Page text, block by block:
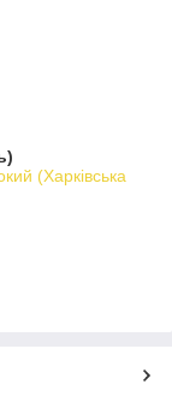
(Харківська